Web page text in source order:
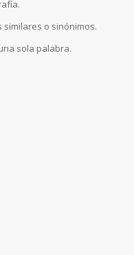
similares o sinónimos.
sola palabra.